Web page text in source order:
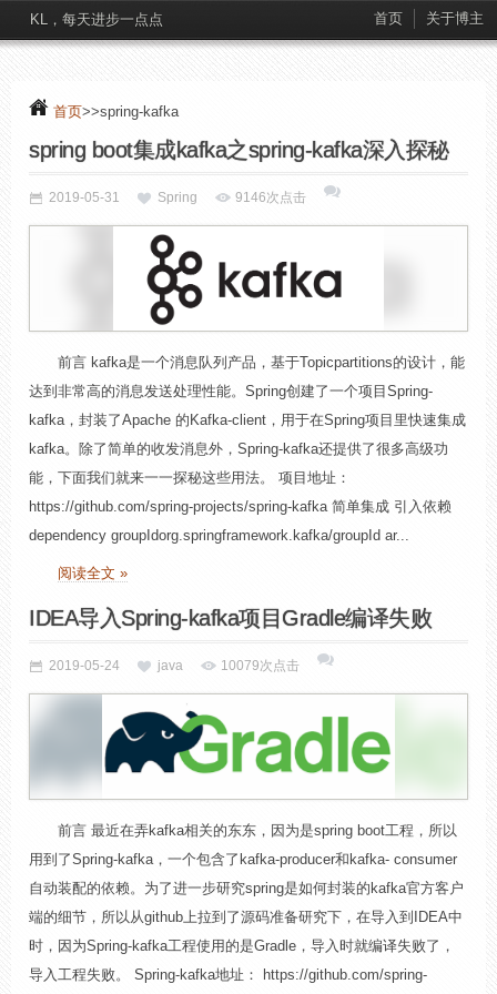
KL，每天进步一点点 首页 关于博主
首页>>spring-kafka
spring boot集成kafka之spring-kafka深入探秘
2019-05-31 Spring 9146次点击
前言 kafka是一个消息队列产品，基于Topicpartitions的设计，能
达到非常高的消息发送处理性能。Spring创建了一个项目Spring-
kafka，封装了Apache 的Kafka-client，用于在Spring项目里快速集成
kafka。除了简单的收发消息外，Spring-kafka还提供了很多高级功
能，下面我们就来一一探秘这些用法。 项目地址：
https://github.com/spring-projects/spring-kafka 简单集成 引入依赖
dependency groupIdorg.springframework.kafka/groupId ar...
阅读全文 »
IDEA导入Spring-kafka项目Gradle编译失败
2019-05-24 java 10079次点击
前言 最近在弄kafka相关的东东，因为是spring boot工程，所以
用到了Spring-kafka，一个包含了kafka-producer和kafka- consumer
自动装配的依赖。为了进一步研究spring是如何封装的kafka官方客户
端的细节，所以从github上拉到了源码准备研究下，在导入到IDEA中
时，因为Spring-kafka工程使用的是Gradle，导入时就编译失败了，
导入工程失败。 Spring-kafka地址： https://github.com/spring-